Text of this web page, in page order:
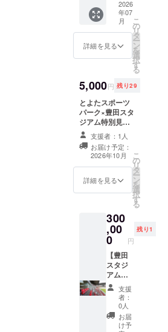
すが、
それ以
上の対
応は出
来かね
※イベン
天候不
の他の
理由で
掲出で
きない
日が発
生する
こと、
了承く
ださ
来かね
ます。
＜例②
＞ ベン
チ記銘
どんな
天気で
ね。 山
芳名板
山田 太
郎 ※ベ
ンチの
位置は
お選び
いただ
ん。ま
た公園
ること
がござ
いま
す。 ※
ベンチ
そのも
のの所
有権を
譲渡す
るもの
ではあ
りませ
芳名板
株式会
社豊田
スタジ
アム ＜
ポーツ
を盛り
上げる
とよた
スポー
ツパー
ク 芳名
板 とよ
ポーツ
パーク
※ベンチ
はお選
びいた
だけま
せん。
また公
園内で
移動さ
せるこ
とがご
ざいま
す。予
めご了
なりま
す。
入くだ
さい。
このリ
ターン
は≪全
パーク
コース
3,000
円、
5,000円
のリ
ターン
と同じ
なりま
す。
バー ・
お電話
でご予
約のう
えご利
への交
換はで
きませ
ん。お
つりは
出ませ
ん。 ・
万が一
メ
ニュー
の変更
のメ
ニュー
が提供
い場
合、
同等の
内容に
てお食
事をご
用意い
たしま
シェ、
コー
ヒー、
ペー
パーク
ラフ
ターン
内容＞
①豊田
スタジ
アムの
ンシェ
（６個
入り）
プ
レーン×
シトロ
ン（レ
モン）×
２ プ
レーン
とシト
ロンに
は豊田
スタジ
アムの
焼き印
入り。
2026
年07
月
詳細を見る
こ
の
リ
タ
ー
ン
を
選
択
す
る
5,000円 残り29
とよたスポーツ
パーク×豊田スタ
ジアム特別見学
会参加権（日程
は７月上旬に確
定。※9月以降の
土日想定） とよ
たスポーツパー
クの詳細な案内
選手エリアまで
ご案内します。
ツアー開催日を
ご都合がつかな
かった場合は
ZEBRA Coffee
& Croissant
コーヒー券４
枚 （全ドリン
ク本体に使えま
す。）を代替え
支援者：1人
お届け予定：
2026年10月
詳細を見る
こ
の
リ
タ
ー
ン
を
選
択
す
る
300
,00
0 円
残り1
【豊田
スタジ
アム
スー
パー
ルーム
観戦利
用券】
支援
者：
0人
お届
け予